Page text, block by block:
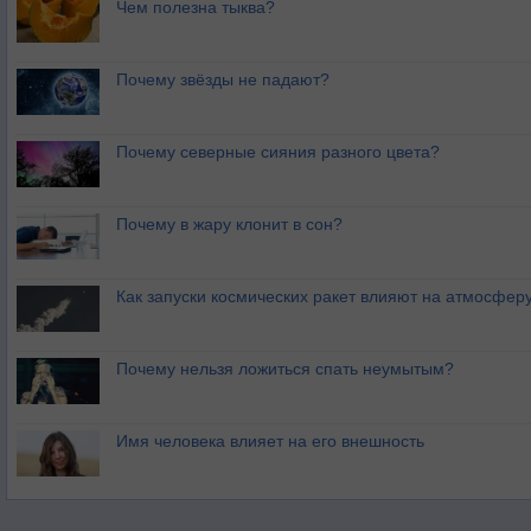
Чем полезна тыква?
Почему звёзды не падают?
Почему северные сияния разного цвета?
Почему в жару клонит в сон?
Как запуски космических ракет влияют на
Почему нельзя ложиться спать неумытым?
Имя человека влияет на его внешность